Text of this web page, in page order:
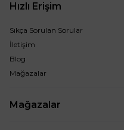
Hızlı Erişim
Sıkça Sorulan Sorular
İletişim
Blog
Mağazalar
Mağazalar